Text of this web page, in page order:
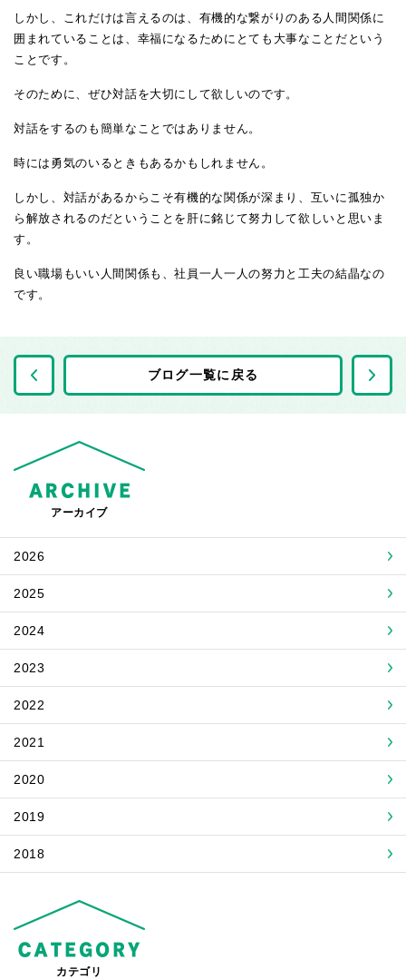
しかし、これだけは言えるのは、有機的な繋がりのある人間関係に
囲まれていることは、幸福になるためにとても大事なことだという
ことです。
そのために、ぜひ対話を大切にして欲しいのです。
対話をするのも簡単なことではありません。
時には勇気のいるときもあるかもしれません。
しかし、対話があるからこそ有機的な関係が深まり、互いに孤独か
ら解放されるのだということを肝に銘じて努力して欲しいと思いま
す。
良い職場もいい人間関係も、社員一人一人の努力と工夫の結晶なの
です。
ブログ一覧に戻る
アーカイブ
2026
2025
2024
2023
2022
2021
2020
2019
2018
カテゴリ